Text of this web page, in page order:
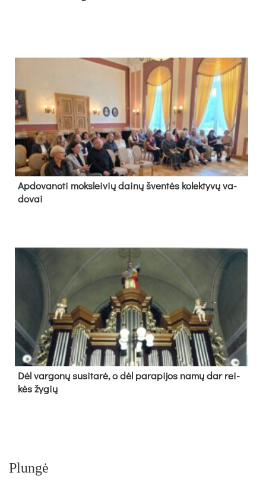
Ap­do­va­no­ti moks­lei­vių dai­nų šven­tės ko­lek­ty­vų va­
do­vai
Dėl var­go­nų su­si­ta­rė, o dėl pa­ra­pi­jos na­mų dar rei­
kės žy­gių
Plungė